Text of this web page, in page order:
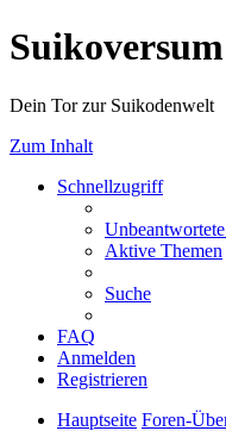
Dein Tor zur Suikodenwelt
Zum Inhalt
Schnellzugriff
Aktive Themen
Suche
FAQ
Anmelden
Registrieren
Hauptseite Foren-